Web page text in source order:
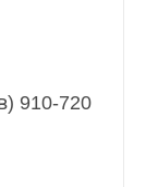
910-720